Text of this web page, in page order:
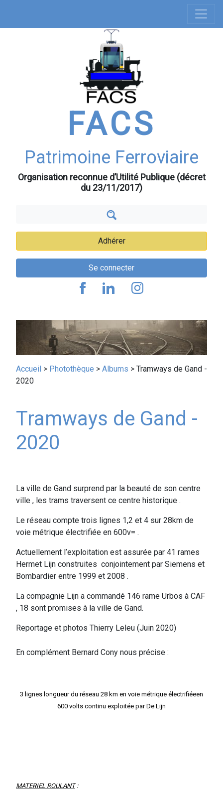
contenu
FACS
Patrimoine Ferroviaire
Organisation reconnue d’Utilité Publique (décret
du 23/11/2017)
Adhérer
Se connecter
principale
Fil
Accueil Photothèque Albums
Tramways de Gand -
2020
Tramways de Gand -
2020
La ville de Gand surprend par la beauté de son centre
ville , les trams traversent ce centre historique .
Le réseau compte trois lignes 1,2 et 4 sur 28km de
voie métrique électrifiée en 600v= .
Actuellement l’exploitation est assurée par 41 rames
Hermet Lijn construites conjointement par Siemens et
Bombardier entre 1999 et 2008 .
La compagnie Lijn a commandé 146 rame Urbos à CAF
, 18 sont promises à la ville de Gand.
Reportage et photos Thierry Leleu (Juin 2020)
En complément Bernard Cony nous précise :
3 lignes longueur du réseau 28 km en voie métrique électrifiéeen
600 volts continu exploitée par De Lijn
MATERIEL ROULANT: